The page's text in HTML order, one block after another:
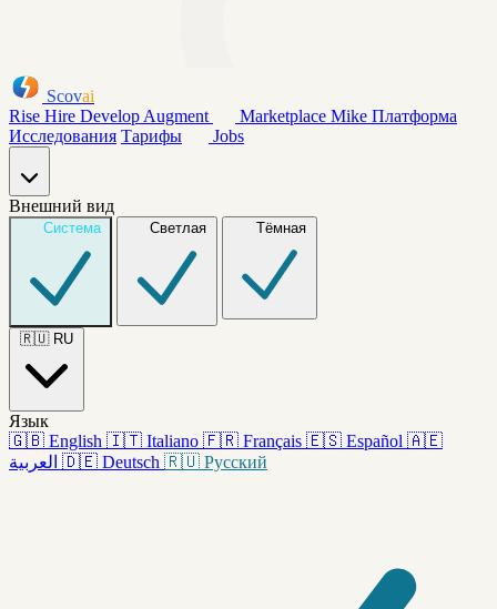
Scovai
Rise Hire Develop Augment Marketplace Mike Платформа
Исследования Тарифы Jobs
Внешний вид
Система Светлая Тёмная
🇷🇺 RU
Язык
🇬🇧 English 🇮🇹 Italiano 🇫🇷 Français 🇪🇸 Español 🇦🇪
العربية 🇩🇪 Deutsch 🇷🇺 Русский